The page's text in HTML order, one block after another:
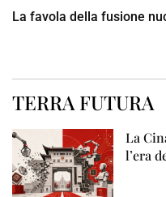
La favola della fusione
TERRA FUTURA
La
l’era